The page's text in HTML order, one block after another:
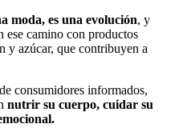
moda, es una evolución, y
ese camino con productos
y azúcar, que contribuyen a
consumidores informados,
nutrir su cuerpo, cuidar su